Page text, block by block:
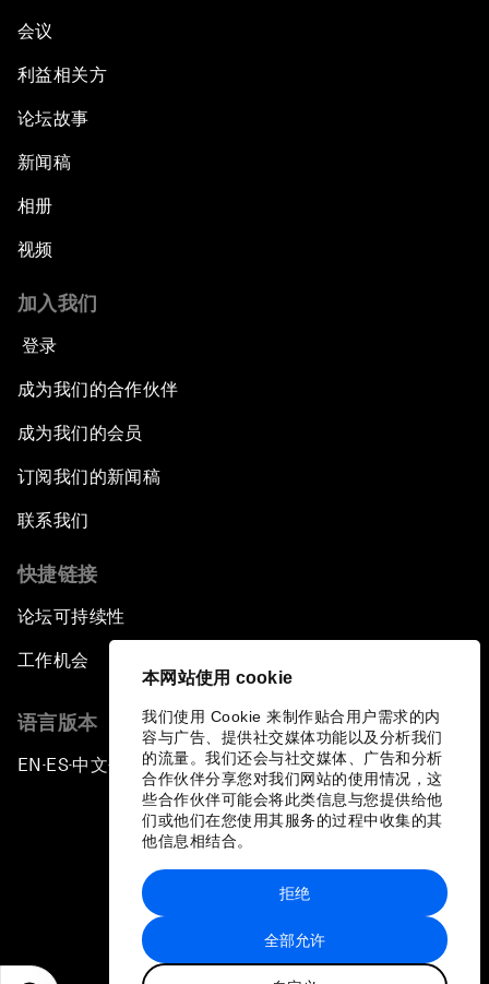
本网站使用 cookie
我们使用 Cookie 来制作贴合用户需求的内
容与广告、提供社交媒体功能以及分析我们
的流量。我们还会与社交媒体、广告和分析
合作伙伴分享您对我们网站的使用情况，这
些合作伙伴可能会将此类信息与您提供给他
们或他们在您使用其服务的过程中收集的其
他信息相结合。
全部允许
拒绝
会议
利益相关方
论坛故事
新闻稿
相册
视频
加入我们
登录
成为我们的合作伙伴
成为我们的会员
订阅我们的新闻稿
联系我们
快捷链接
论坛可持续性
工作机会
语言版本
EN ▪ ES▪中文▪ 日本語
站点地图